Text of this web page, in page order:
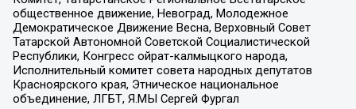
общественное движение, Невоград, Молодежное
Демократическое Движение Весна, Верховный Совет
Татарской Автономной Советской Социалистической
Республики, Конгресс ойрат-калмыцкого народа,
Исполнительный комитет совета народных депутатов
Красноярского края, Этническое национальное
объединение, ЛГБТ, Я.МЫ Сергей Фургал